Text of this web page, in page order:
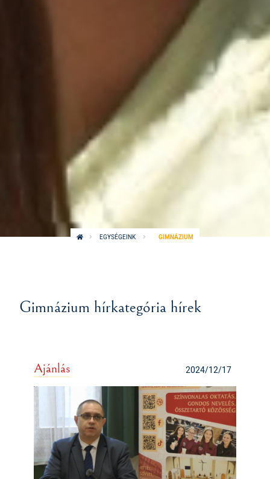
EGYSÉGEINK GIMNÁZIUM
Gimnázium hírkategória hírek
2024/12/17
Ajánlás